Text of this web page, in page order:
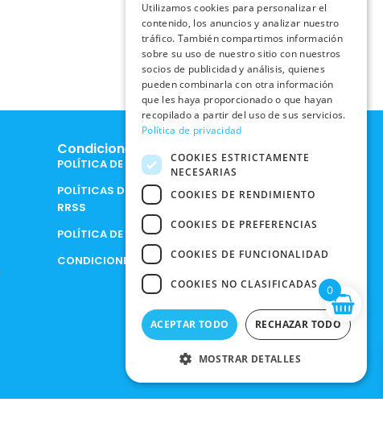
Condiciones Legales
POLÍTICA DE COOKIES
POLÍTICAS DE PRIVACIDAD EN
RRSS
POLÍTICA DE PRIVACIDAD
CONDICIONES DE COMPRA
0
Utilizamos cookies para personalizar el
contenido, los anuncios y analizar nuestro
tráfico. También compartimos información
sobre su uso de nuestro sitio con nuestros
socios de publicidad y análisis, quienes
pueden combinarla con otra información
que les haya proporcionado o que hayan
recopilado a partir del uso de sus servicios.
Política de privacidad
COOKIES ESTRICTAMENTE
NECESARIAS
COOKIES DE RENDIMIENTO
COOKIES DE PREFERENCIAS
COOKIES DE FUNCIONALIDAD
COOKIES NO CLASIFICADAS
ACEPTAR TODO RECHAZAR TODO
MOSTRAR DETALLES